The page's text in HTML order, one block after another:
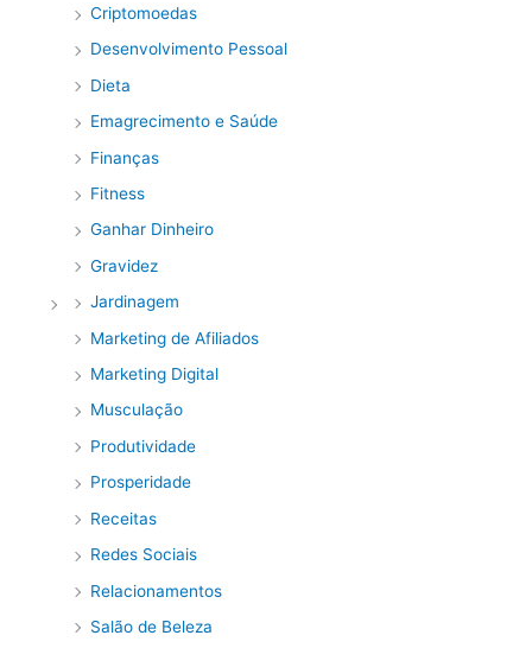
Criptomoedas
Desenvolvimento Pessoal
Dieta
Emagrecimento e Saúde
Finanças
Fitness
Ganhar Dinheiro
Gravidez
Jardinagem
Marketing de Afiliados
Marketing Digital
Musculação
Produtividade
Prosperidade
Receitas
Redes Sociais
Relacionamentos
Salão de Beleza